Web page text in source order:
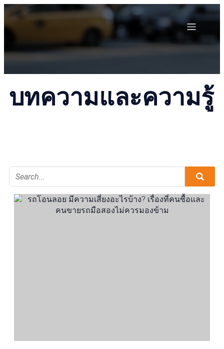
บทความและความรู้